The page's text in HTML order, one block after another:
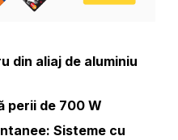
din aliaj de aluminiu
perii de 700 W
Sisteme cu